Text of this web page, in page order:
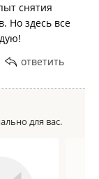
снятия
Но здесь все
ответить
для вас.